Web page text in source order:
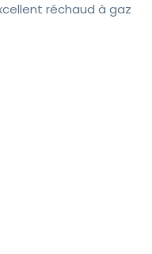
réchaud à gaz